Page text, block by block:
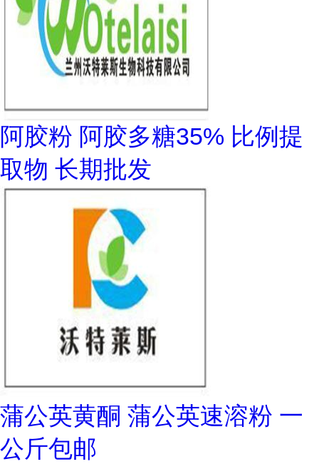
阿胶粉 阿胶多糖35% 比例提
取物 长期批发
蒲公英黄酮 蒲公英速溶粉 一
公斤包邮